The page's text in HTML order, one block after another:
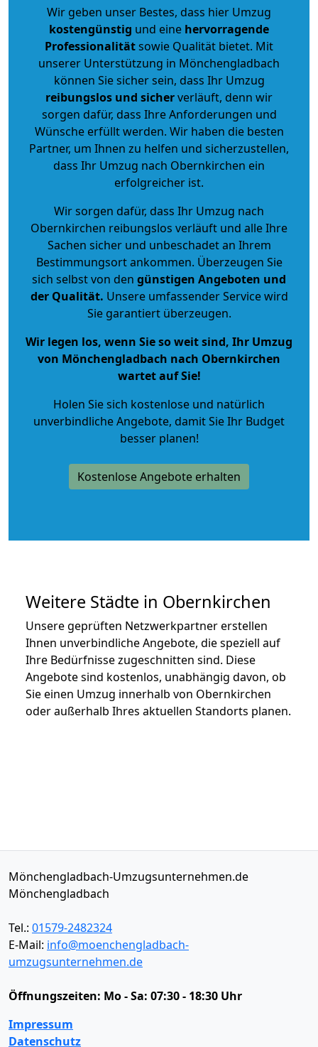
Wir geben unser Bestes, dass hier Umzug
kostengünstig und eine hervorragende
Professionalitätsowie Qualität bietet. Mit
unserer Unterstützung in Mönchengladbach
können Sie sicher sein, dass Ihr Umzug
reibungslos und sicherverläuft, denn wir
sorgen dafür, dass Ihre Anforderungen und
Wünsche erfüllt werden. Wir haben die besten
Partner, um Ihnen zu helfen und sicherzustellen,
dass Ihr Umzug nach Obernkirchen ein
erfolgreicher ist.
Wir sorgen dafür, dass Ihr Umzug nach
Obernkirchen reibungslos verläuft und alle Ihre
Sachen sicher und unbeschadet an Ihrem
Bestimmungsort ankommen. Überzeugen Sie
sich selbst von den günstigen Angeboten und
der Qualität. Unsere umfassender Service wird
Sie garantiert überzeugen.
Wir legen los, wenn Sie so weit sind, Ihr Umzug
von Mönchengladbach nach Obernkirchen
wartet auf Sie!
Holen Sie sich kostenlose und natürlich
unverbindliche Angebote, damit Sie Ihr Budget
besser planen!
Kostenlose Angebote erhalten
Weitere Städte in Obernkirchen
Unsere geprüften Netzwerkpartner erstellen
Ihnen unverbindliche Angebote, die speziell auf
Ihre Bedürfnisse zugeschnitten sind. Diese
Angebote sind kostenlos, unabhängig davon, ob
Sie einen Umzug innerhalb von Obernkirchen
oder außerhalb Ihres aktuellen Standorts planen.
Mönchengladbach-Umzugsunternehmen.de
Mönchengladbach
Tel.: 01579-2482324
E-Mail: info@moenchengladbach-
umzugsunternehmen.de
Öffnungszeiten: Mo - Sa: 07:30 - 18:30 Uhr
Impressum
Datenschutz